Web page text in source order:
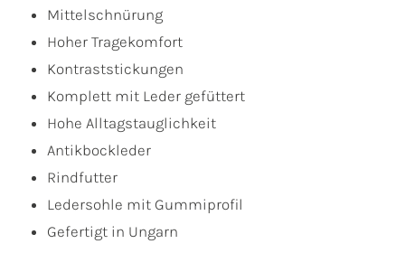
Mittelschnürung
Hoher Tragekomfort
Kontraststickungen
Komplett mit Leder gefüttert
Hohe Alltagstauglichkeit
Antikbockleder
Rindfutter
Ledersohle mit Gummiprofil
Gefertigt in Ungarn